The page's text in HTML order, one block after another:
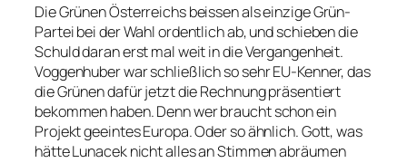
Die Grünen Österreichs beissen als einzige Grün-
Partei bei der Wahl ordentlich ab, und schieben die
Schuld daran erst mal weit in die Vergangenheit.
Voggenhuber war schließlich so sehr EU-Kenner, das
die Grünen dafür jetzt die Rechnung präsentiert
bekommen haben. Denn wer braucht schon ein
Projekt geeintes Europa. Oder so ähnlich. Gott, was
hätte Lunacek nicht alles an Stimmen abräumen